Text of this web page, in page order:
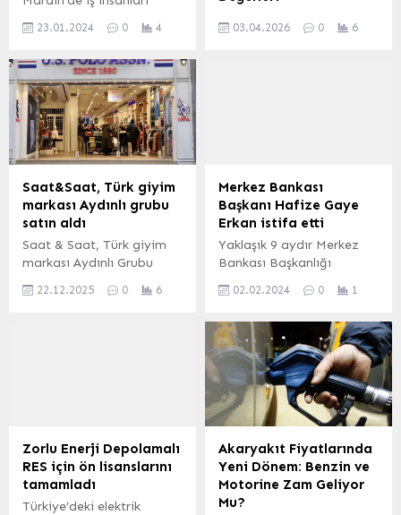
Kanioğlu tarafından
hitap edecek motor
yenileme tesisi kuruldu.
Şehmus EDİS / MARDİN
(İGFA) – Yaklaşık 1000
metrekare kapalı alan
üzerinde modern makine
parkuru ile 50 kişiye
istihdam sağlayacak
ipekyolu motor yenileme
bölgeden gelen sanayici
ve iş insanlarının...
23.01.2024 0 4
günü itibarıyla
gibi sorular, finans ve
yatırım piyasalarındaki
güncel durumu merak
aratıldı. Piyasalarda işlem
gören farklı altın
türlerinin...
03.04.2026 0 6
Saat&Saat, Türk giyim
markası Aydınlı grubu
satın aldı
Saat & Saat, Türk giyim
markası Aydınlı Grubu
Assn. pazarlarını Türkiye,
HRK Holding A.Ş. (Saat &
Saat) tarafından satın
alındığını duyurdu. Her...
22.12.2025 0 6
Merkez Bankası
Başkanı Hafize Gaye
Erkan istifa etti
Yaklaşık 9 aydır Merkez
Bankası Başkanlığı
Gaye Erkan görevinden
– 8 Haziran 2023
tarihinden bu
yana Merkez Bankası
Başkanlığını yürüten
Hafize Gaye Erkan istifa
etti. Erkan sosyal medya
hesabından yaptığı
paylaşımda şu ifadeleri
kullandı: “Kamuoyunun
malumu olduğu üzere 8
02.02.2024 0 1
Zorlu Enerji Depolamalı
RES için ön lisanslarını
tamamladı
Türkiye’deki elektrik
Akaryakıt Fiyatlarında
Yeni Dönem: Benzin ve
Motorine Zam Geliyor
Mu?